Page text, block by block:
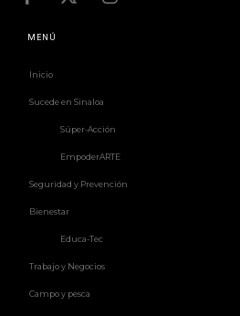
MENÚ
Inicio
Sucede en Sinaloa
Súper-Acción
EmpoderARTE
Seguridad y Prevención
Bienestar
Educa-Tec
Trabajo y Negocios
Campo y pesca